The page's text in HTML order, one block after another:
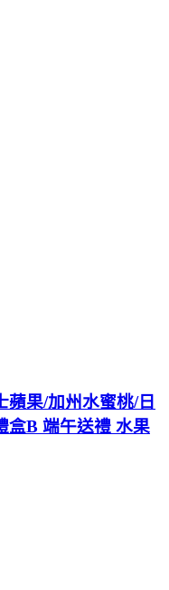
蘋果/加州水蜜桃/日
盒B 端午送禮 水果